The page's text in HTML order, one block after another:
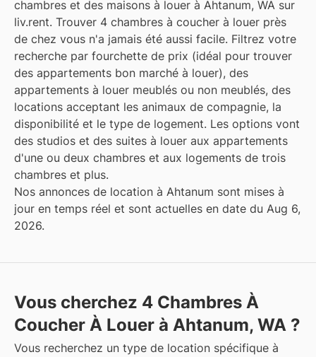
chambres et des maisons à louer à Ahtanum, WA sur
liv.rent. Trouver 4 chambres à coucher à louer près
de chez vous n'a jamais été aussi facile. Filtrez votre
recherche par fourchette de prix (idéal pour trouver
des appartements bon marché à louer), des
appartements à louer meublés ou non meublés, des
locations acceptant les animaux de compagnie, la
disponibilité et le type de logement. Les options vont
des studios et des suites à louer aux appartements
d'une ou deux chambres et aux logements de trois
chambres et plus.
Nos annonces de location à Ahtanum sont mises à
jour en temps réel et sont actuelles en date du Aug 6,
2026.
Vous cherchez 4 Chambres À
Coucher À Louer à Ahtanum, WA ?
Vous recherchez un type de location spécifique à